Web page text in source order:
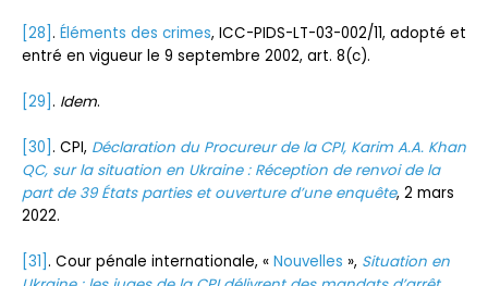
[28] . Éléments des crimes, ICC-PIDS-LT-03-002/11, adopté et
entré en vigueur le 9 septembre 2002, art. 8(c).
[29] . Idem.
[30] . CPI, Déclaration du Procureur de la CPI, Karim A.A. Khan
QC, sur la situation en Ukraine : Réception de renvoi de la
part de 39 États parties et ouverture d’une enquête, 2 mars
2022.
[31] . Cour pénale internationale, « Nouvelles », Situation en